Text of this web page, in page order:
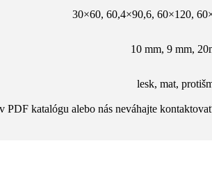
30×60, 60,4×90,6, 60×120,
10 mm, 9 mm,
lesk, mat,
PDF katalógu alebo nás neváhajte